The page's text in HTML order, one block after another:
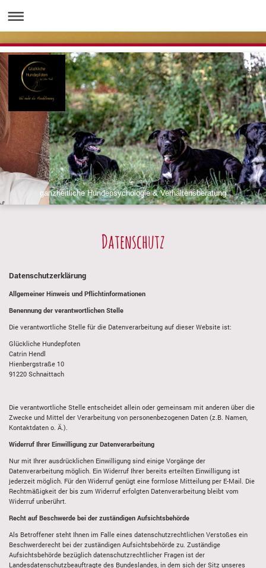
ganzheitliche Hundepsychologie & Verhaltensberatung
Datenschutz
Datenschutzerklärung
Allgemeiner Hinweis und Pflichtinformationen
Benennung der verantwortlichen Stelle
Die verantwortliche Stelle für die Datenverarbeitung auf dieser Website ist:
Glückliche Hundepfoten
Catrin Hendl
Hienbergstraße 10
91220 Schnaittach
Die verantwortliche Stelle entscheidet allein oder gemeinsam mit anderen über die
Zwecke und Mittel der Verarbeitung von personenbezogenen Daten (z.B. Namen,
Kontaktdaten o. Ä.).
Widerruf Ihrer Einwilligung zur Datenverarbeitung
Nur mit Ihrer ausdrücklichen Einwilligung sind einige Vorgänge der
Datenverarbeitung möglich. Ein Widerruf Ihrer bereits erteilten Einwilligung ist
jederzeit möglich. Für den Widerruf genügt eine formlose Mitteilung per E-Mail. Die
Rechtmäßigkeit der bis zum Widerruf erfolgten Datenverarbeitung bleibt vom
Widerruf unberührt.
Recht auf Beschwerde bei der zuständigen Aufsichtsbehörde
Als Betroffener steht Ihnen im Falle eines datenschutzrechtlichen Verstoßes ein
Beschwerderecht bei der zuständigen Aufsichtsbehörde zu. Zuständige
Aufsichtsbehörde bezüglich datenschutzrechtlicher Fragen ist der
Landesdatenschutzbeauftragte des Bundeslandes, in dem sich der Sitz unseres